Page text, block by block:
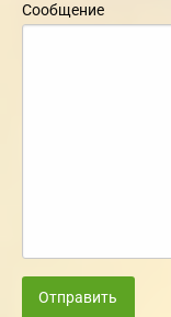
Сообщение
Отправить